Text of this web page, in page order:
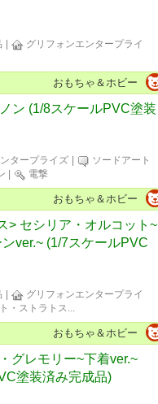
グリフォンエンタープライ
おもちゃ＆ホビー
ン (1/8スケールPVC塗装
タープライズ
ソードアート
電撃
おもちゃ＆ホビー
> セシリア・オルコット~
ver.~ (1/7スケールPVC
グリフォンエンタープライ
・ストラトス...
おもちゃ＆ホビー
グレモリー~下着ver.~
塗装済み完成品)